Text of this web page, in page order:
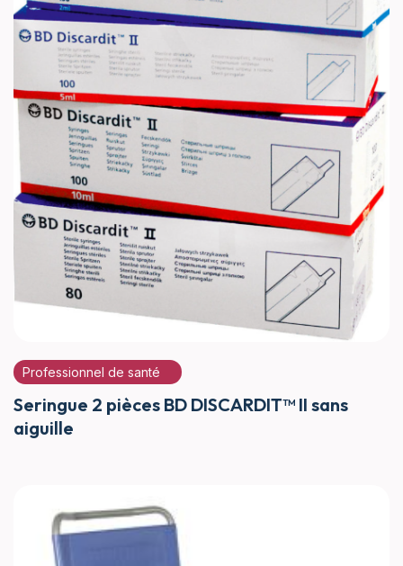
Professionnel de santé
Seringue 2 pièces BD DISCARDIT™ II sans
aiguille